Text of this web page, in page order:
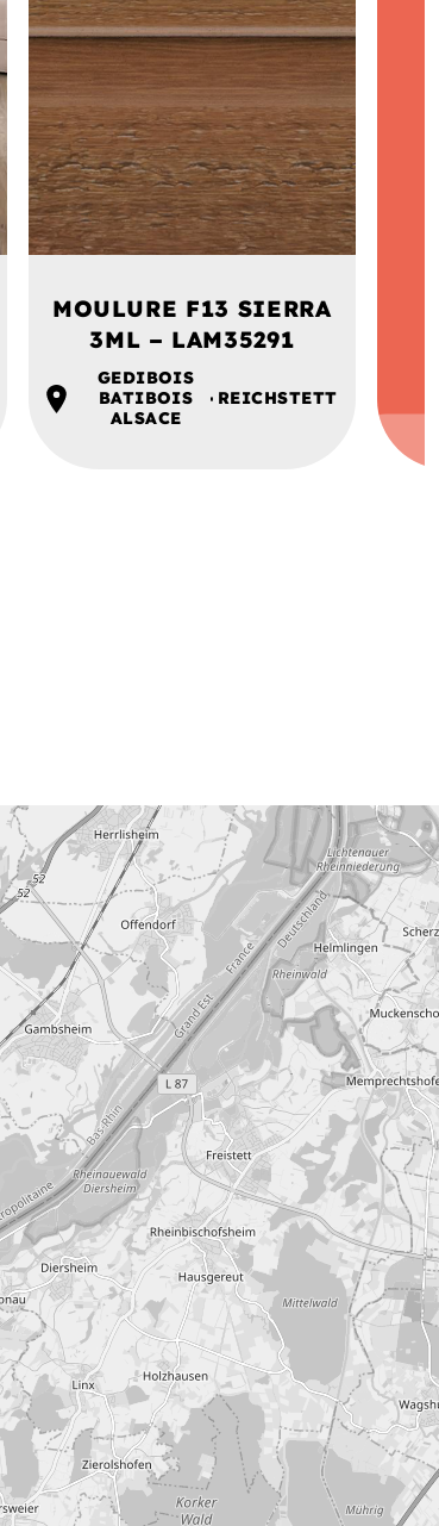
MOULURE F13 SIERRA
3ML – LAM35291
GEDIBOIS
BATIBOIS
ALSACE
REICHSTETT